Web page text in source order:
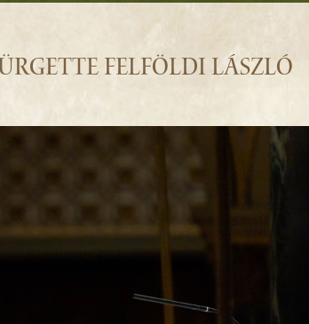
FELFÖLDI LÁSZLÓ